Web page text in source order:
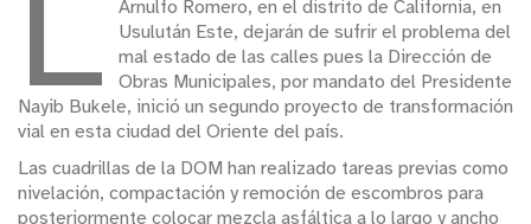
Arnulfo Romero, en el distrito de California, en
Usulután Este, dejarán de sufrir el problema del
mal estado de las calles pues la Dirección de
Obras Municipales, por mandato del Presidente
Nayib Bukele, inició un segundo proyecto de transformación
vial en esta ciudad del Oriente del país.
Las cuadrillas de la DOM han realizado tareas previas como
nivelación, compactación y remoción de escombros para
posteriormente colocar mezcla asfáltica a lo largo y ancho